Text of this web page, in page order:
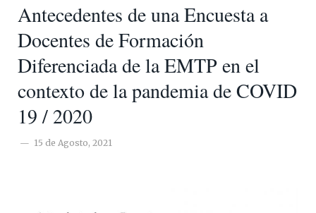
Antecedentes de una Encuesta a
Docentes de Formación
Diferenciada de la EMTP en el
contexto de la pandemia de COVID
19 / 2020
15 de Agosto, 2021